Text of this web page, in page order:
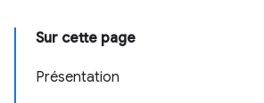
Sur cette page
Présentation